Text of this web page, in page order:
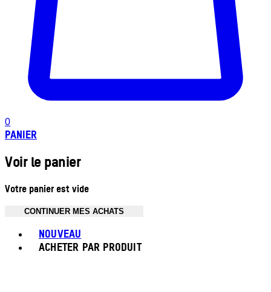
0
PANIER
Voir le panier
Votre panier est vide
CONTINUER MES ACHATS
NOUVEAU
ACHETER PAR PRODUIT